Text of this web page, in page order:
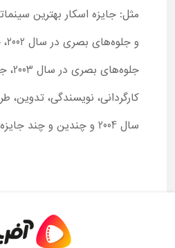
مثل: جایزه اسکار بهترین
و
کارگردانی، نویسندگی، تدوین،
سال 2004 و چندین و چند جایزه دیگر.